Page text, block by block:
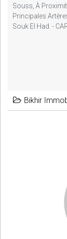
Souss, À
Principales
Souk El Had. -
Bikhir